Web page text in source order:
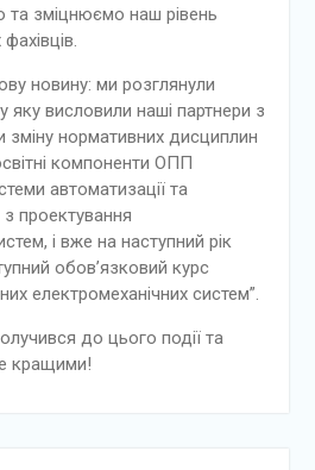
та зміцнюємо наш рівень
новину: ми розглянули
яку висловили наші партнери з
нормативних дисциплин
компоненти ОПП
автоматизації та
проектування
і вже на наступний рік
обов’язковий курс
електромеханічних систем”.
до цього події та
кращими!